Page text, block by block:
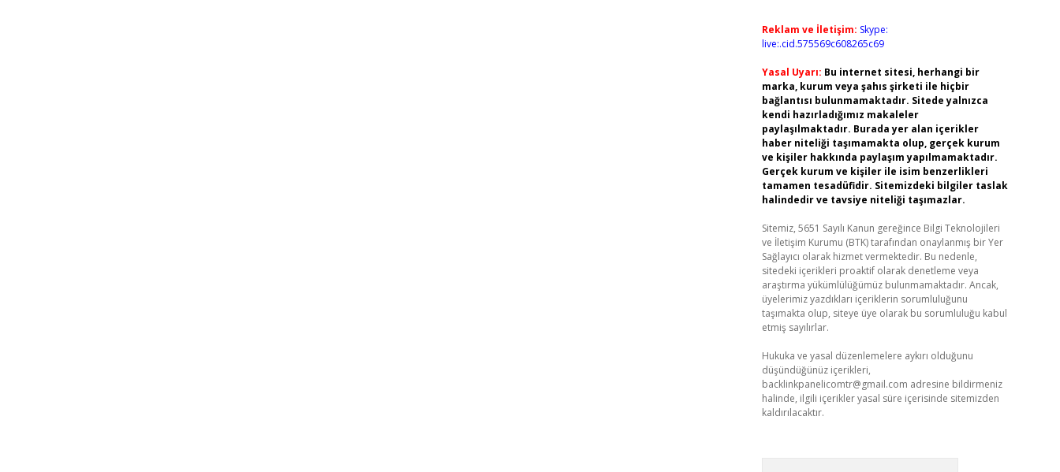
Reklam ve İletişim: Skype:
live:.cid.575569c608265c69
Yasal Uyarı: Bu internet sitesi, herhangi bir
marka, kurum veya şahıs şirketi ile hiçbir
bağlantısı bulunmamaktadır. Sitede yalnızca
kendi hazırladığımız makaleler
paylaşılmaktadır. Burada yer alan içerikler
haber niteliği taşımamakta olup, gerçek kurum
ve kişiler hakkında paylaşım yapılmamaktadır.
Gerçek kurum ve kişiler ile isim benzerlikleri
tamamen tesadüfidir. Sitemizdeki bilgiler taslak
halindedir ve tavsiye niteliği taşımazlar.
Sitemiz, 5651 Sayılı Kanun gereğince Bilgi Teknolojileri
ve İletişim Kurumu (BTK) tarafından onaylanmış bir Yer
Sağlayıcı olarak hizmet vermektedir. Bu nedenle,
sitedeki içerikleri proaktif olarak denetleme veya
araştırma yükümlülüğümüz bulunmamaktadır. Ancak,
üyelerimiz yazdıkları içeriklerin sorumluluğunu
taşımakta olup, siteye üye olarak bu sorumluluğu kabul
etmiş sayılırlar.
Hukuka ve yasal düzenlemelere aykırı olduğunu
düşündüğünüz içerikleri,
backlinkpanelicomtr@gmail.com adresine bildirmeniz
halinde, ilgili içerikler yasal süre içerisinde sitemizden
kaldırılacaktır.